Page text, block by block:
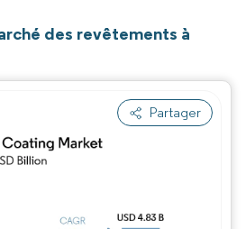
des revêtements à
Partager